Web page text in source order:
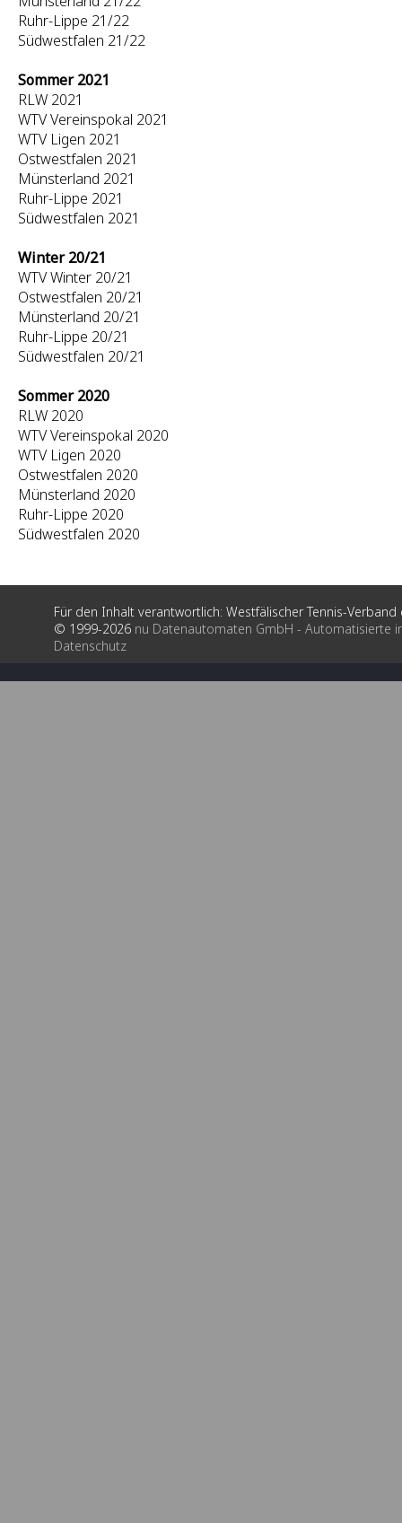
Ruhr-Lippe 21/22
Südwestfalen 21/22
Sommer 2021
RLW 2021
WTV Vereinspokal 2021
WTV Ligen 2021
Ostwestfalen 2021
Münsterland 2021
Ruhr-Lippe 2021
Südwestfalen 2021
Winter 20/21
WTV Winter 20/21
Ostwestfalen 20/21
Münsterland 20/21
Ruhr-Lippe 20/21
Südwestfalen 20/21
Sommer 2020
RLW 2020
WTV Vereinspokal 2020
WTV Ligen 2020
Ostwestfalen 2020
Münsterland 2020
Ruhr-Lippe 2020
Südwestfalen 2020
Für den Inhalt verantwortlich: Westfälischer Tennis-Verband
© 1999-2026 nu Datenautomaten GmbH - Automatisierte
Datenschutz